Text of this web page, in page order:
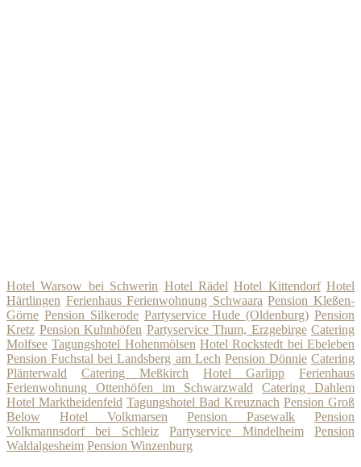
Hotel Warsow bei Schwerin Hotel Rädel Hotel Kittendorf Hotel
Härtlingen Ferienhaus Ferienwohnung Schwaara Pension Kleßen-
Görne Pension Silkerode Partyservice Hude (Oldenburg) Pension
Kretz Pension Kuhnhöfen Partyservice Thum, Erzgebirge Catering
Molfsee Tagungshotel Hohenmölsen Hotel Rockstedt bei Ebeleben
Pension Fuchstal bei Landsberg am Lech Pension Dönnie Catering
Plänterwald
Catering Meßkirch Hotel Garlipp
Ferienhaus
Ferienwohnung Ottenhöfen im Schwarzwald
Catering Dahlem
Hotel Marktheidenfeld Tagungshotel Bad Kreuznach Pension Groß
Below
Hotel Volkmarsen Pension Pasewalk
Pension
Volkmannsdorf bei Schleiz
Partyservice Mindelheim
Pension
Waldalgesheim Pension Winzenburg